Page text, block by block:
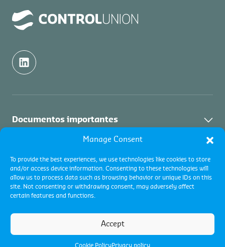
Manage Consent
To provide the best experiences, we use technologies like cookies to store
and/or access device information. Consenting to these technologies will
allow us to process data such as browsing behavior or unique IDs on this
site. Not consenting or withdrawing consent, may adversely affect
certain features and functions.
Accept
Cookie PolicyPrivacy policy
Documentos importantes
Términos y condiciones
Global Términos y Condiciones
Quejas, apelaciones y reclamos
Código de conducta
Nosotros
Contacto
Sumate a nuestro equipo
Servicios
Certificaciones
Inspecciones de Commodities
Warrants & Gestión de Garantías
Global términos y condiciones
Quejas, apelaciones y reclamos